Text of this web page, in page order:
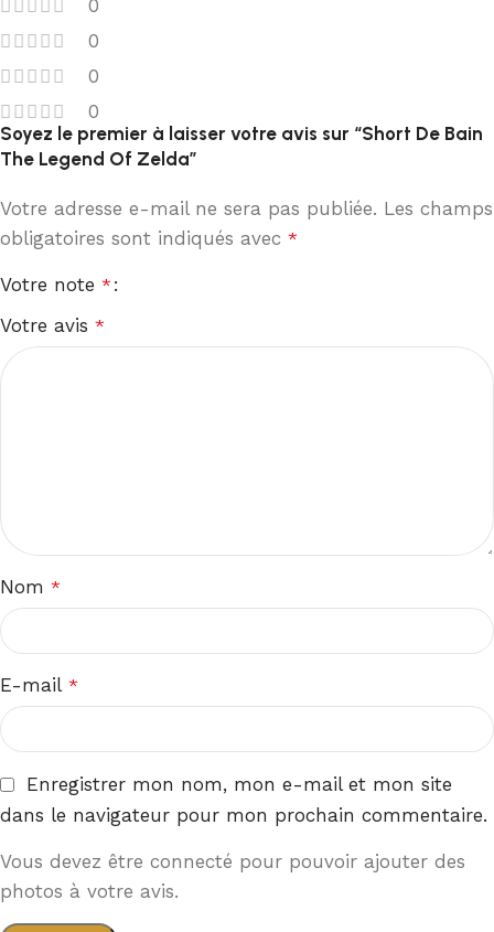
0
0
0
0
Soyez le premier à laisser votre avis sur “Short De Bain
The Legend Of Zelda”
Votre adresse e-mail ne sera pas publiée. Les champs
obligatoires sont indiqués avec *
Votre note *
Votre avis *
Nom *
E-mail *
Enregistrer mon nom, mon e-mail et mon site
dans le navigateur pour mon prochain commentaire.
Vous devez être connecté pour pouvoir ajouter des
photos à votre avis.